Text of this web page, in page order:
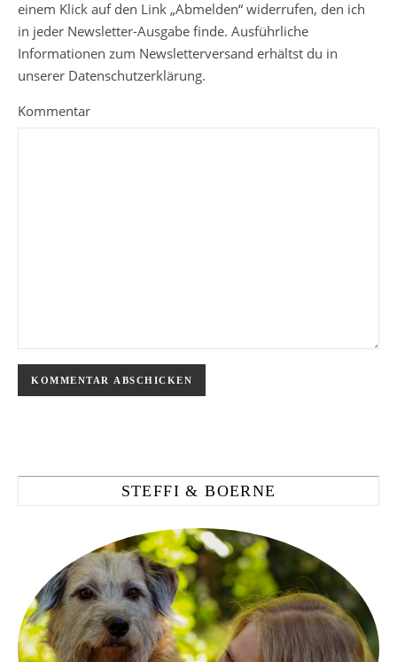
einem Klick auf den Link „Abmelden“ widerrufen, den ich
in jeder Newsletter-Ausgabe finde. Ausführliche
Informationen zum Newsletterversand erhältst du in
unserer Datenschutzerklärung.
Kommentar
STEFFI & BOERNE